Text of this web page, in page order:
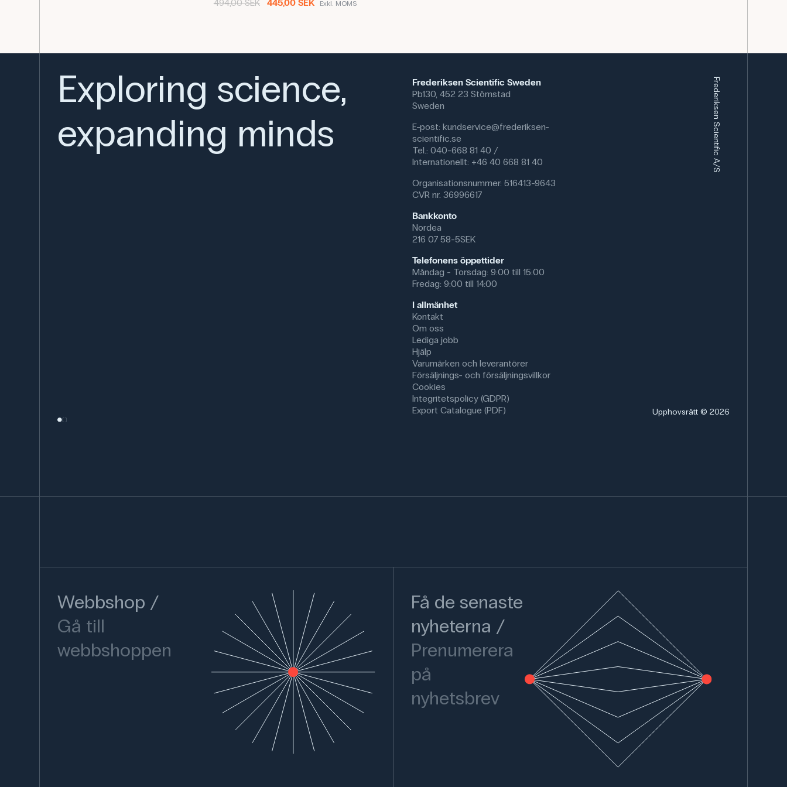
494,00 SEK 445,00 SEK Exkl. MOMS
Exploring science,
expanding minds
Frederiksen Scientific Sweden
Pb130, 452 23 Stömstad
Sweden
E-post: kundservice@frederiksen-
scientific.se
Tel.: 040-668 81 40 /
Internationellt: +46 40 668 81 40
Organisationsnummer: 516413-9643
CVR nr. 36996617
Bankkonto
Nordea
216 07 58-5SEK
Telefonens öppettider
Måndag - Torsdag: 9:00 till 15:00
Fredag: 9:00 till 14:00
I allmänhet
Kontakt
Om oss
Lediga jobb
Hjälp
Varumärken och leverantörer
Försäljnings- och försäljningsvillkor
Cookies
Integritetspolicy (GDPR)
Export Catalogue (PDF)
Frederiksen Scientific A/S
Upphovsrätt © 2026
Webbshop
Gå till
webbshoppen
Få de senaste
nyheterna
Prenumerera
på
nyhetsbrev